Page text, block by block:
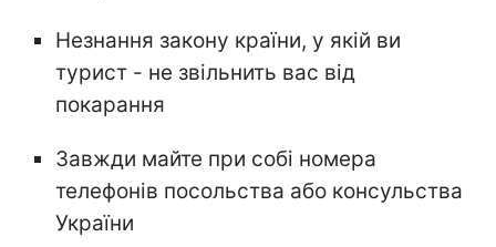
Незнання закону країни, у якій ви
турист - не звільнить вас від
покарання
Завжди майте при собі номера
телефонів посольства або консульства
України